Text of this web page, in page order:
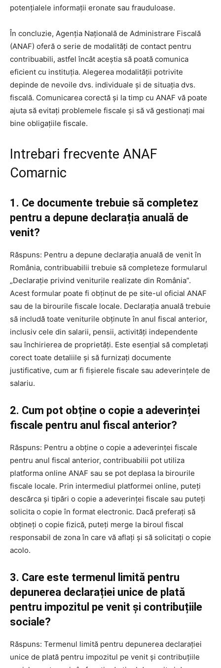
potențialele informații eronate sau frauduloase.
În concluzie, Agenția Națională de Administrare Fiscală
(ANAF) oferă o serie de modalități de contact pentru
contribuabili, astfel încât aceștia să poată comunica
eficient cu instituția. Alegerea modalității potrivite
depinde de nevoile dvs. individuale și de situația dvs.
fiscală. Comunicarea corectă și la timp cu ANAF vă poate
ajuta să evitați problemele fiscale și să vă gestionați mai
bine obligațiile fiscale.
Intrebari frecvente ANAF
Comarnic
1. Ce documente trebuie să completez
pentru a depune declarația anuală de
venit?
Răspuns: Pentru a depune declarația anuală de venit în
România, contribuabilii trebuie să completeze formularul
„Declarație privind veniturile realizate din România”.
Acest formular poate fi obținut de pe site-ul oficial ANAF
sau de la birourile fiscale locale. Declarația anuală trebuie
să includă toate veniturile obținute în anul fiscal anterior,
inclusiv cele din salarii, pensii, activități independente
sau închirierea de proprietăți. Este esențial să completați
corect toate detaliile și să furnizați documente
justificative, cum ar fi fișierele fiscale sau adeverințele de
salariu.
2. Cum pot obține o copie a adeverinței
fiscale pentru anul fiscal anterior?
Răspuns: Pentru a obține o copie a adeverinței fiscale
pentru anul fiscal anterior, contribuabilii pot utiliza
platforma online ANAF sau se pot deplasa la birourile
fiscale locale. Prin intermediul platformei online, puteți
descărca și tipări o copie a adeverinței fiscale sau puteți
solicita o copie în format electronic. Dacă preferați să
obțineți o copie fizică, puteți merge la biroul fiscal
responsabil de zona în care vă aflați și să solicitați o copie
acolo.
3. Care este termenul limită pentru
depunerea declarației unice de plată
pentru impozitul pe venit și contribuțiile
sociale?
Răspuns: Termenul limită pentru depunerea declarației
unice de plată pentru impozitul pe venit și contribuțiile